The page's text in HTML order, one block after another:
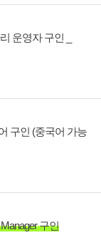
운영자 구인 _
구인 (중국어 가능
구인